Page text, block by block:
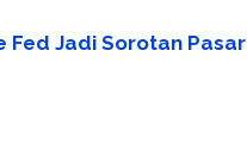
Fed Jadi Sorotan Pasar